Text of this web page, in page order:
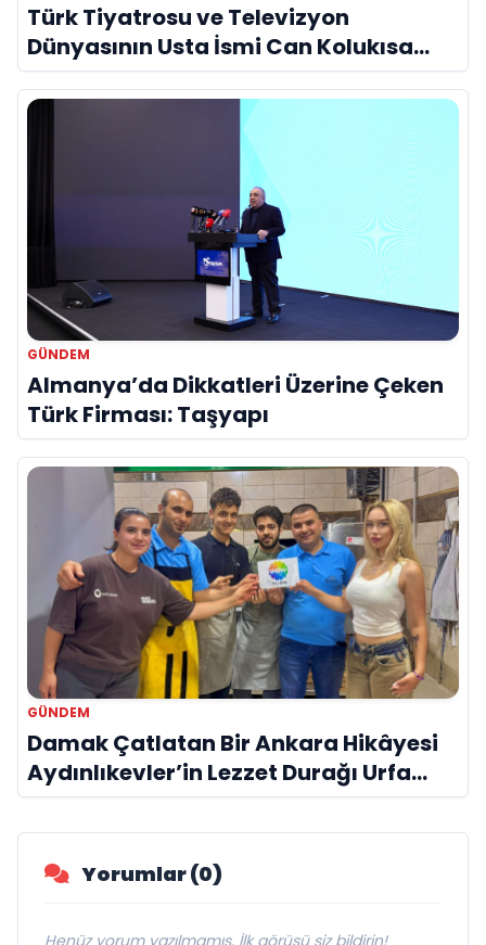
Türk Tiyatrosu ve Televizyon
Dünyasının Usta İsmi Can Kolukısa
Hayatını Kaybetti
GÜNDEM
Almanya’da Dikkatleri Üzerine Çeken
Türk Firması: Taşyapı
GÜNDEM
Damak Çatlatan Bir Ankara Hikâyesi
Aydınlıkevler’in Lezzet Durağı Urfa
Damak
Yorumlar (0)